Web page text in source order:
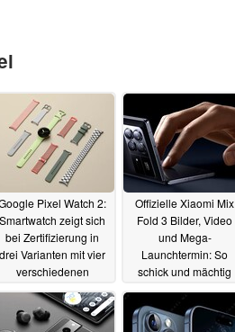
Pixel Watch 2:
Smartwatch zeigt sich
bei Zertifizierung in
drei Varianten mit vier
verschiedenen
12.08.2023
Offizielle Xiaomi Mix
Fold 3 Bilder, Video
und Mega-
Launchtermin: So
schick und mächtig
Galaxy Z Fold5 Leica-
Alternative 09.08.2023